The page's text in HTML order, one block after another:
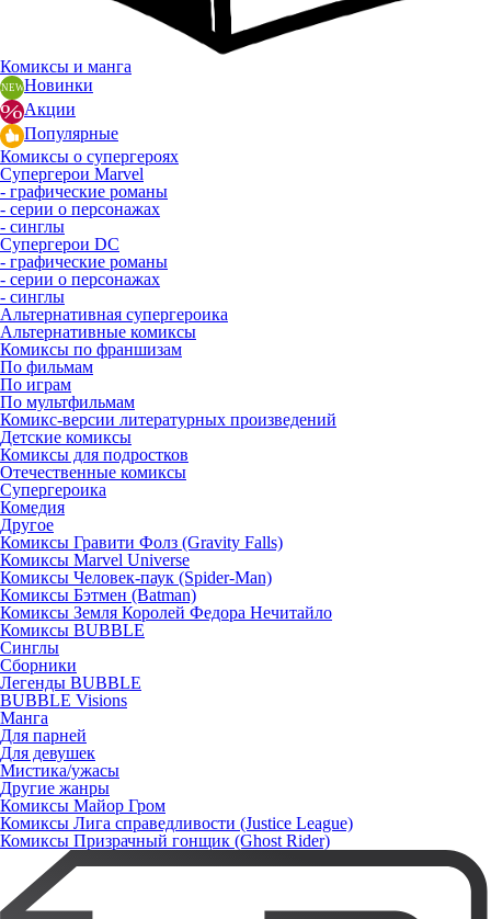
Комиксы и манга
Новинки
Акции
Популярные
Комиксы о супергероях
Супергерои Marvel
- графические романы
- серии о персонажах
- синглы
Супергерои DC
- графические романы
- серии о персонажах
- синглы
Альтернативная супергероика
Альтернативные комиксы
Комиксы по франшизам
По фильмам
По играм
По мультфильмам
Комикс-версии литературных произведений
Детские комиксы
Комиксы для подростков
Отечественные комиксы
Супергероика
Комедия
Другое
Комиксы Гравити Фолз (Gravity Falls)
Комиксы Marvel Universe
Комиксы Человек-паук (Spider-Man)
Комиксы Бэтмен (Batman)
Комиксы Земля Королей Федора Нечитайло
Комиксы BUBBLE
Синглы
Сборники
Легенды BUBBLE
BUBBLE Visions
Манга
Для парней
Для девушек
Мистика/ужасы
Другие жанры
Комиксы Майор Гром
Комиксы Лига справедливости (Justice League)
Комиксы Призрачный гонщик (Ghost Rider)